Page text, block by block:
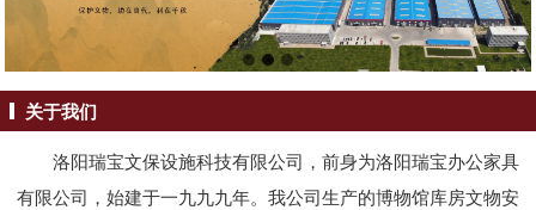
关于我们
洛阳瑞宝文保设施科技有限公司，前身为洛阳瑞宝办公家具
有限公司，始建于一九九九年。我公司生产的博物馆库房文物安